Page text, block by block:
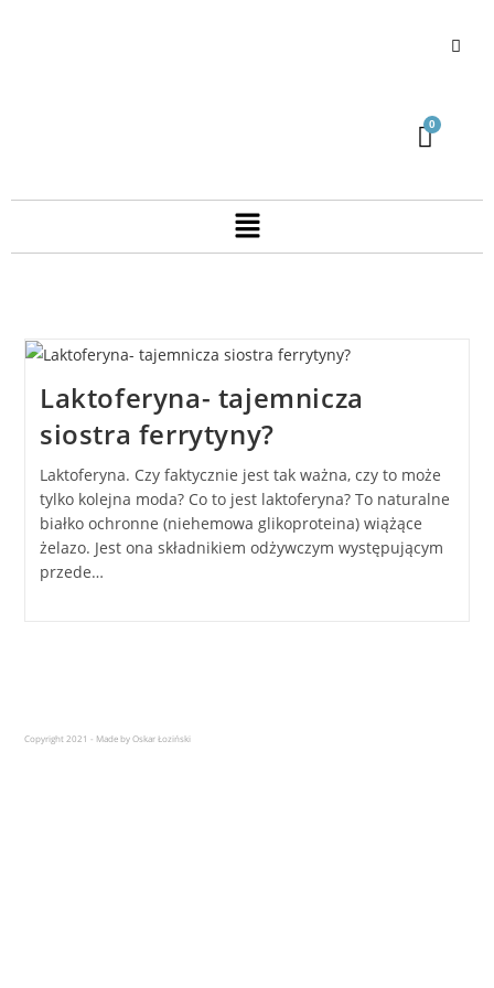
Laktoferyna- tajemnicza
siostra ferrytyny?
Laktoferyna. Czy faktycznie jest tak ważna, czy to może
tylko kolejna moda? Co to jest laktoferyna? To naturalne
białko ochronne (niehemowa glikoproteina) wiążące
żelazo. Jest ona składnikiem odżywczym występującym
przede…
Copyright 2021 - Made by Oskar Łoziński